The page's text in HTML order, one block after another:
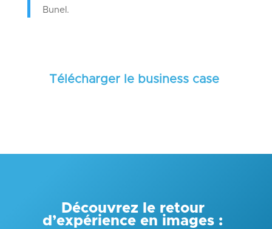
Bunel.
Télécharger le business case
Découvrez le retour
d’expérience en images :